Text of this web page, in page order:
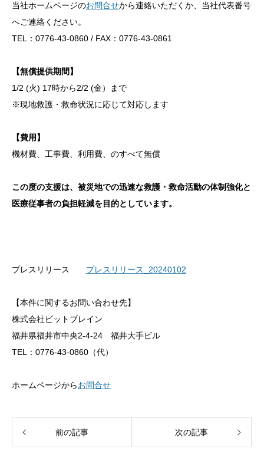
当社ホームページのお問合せから連絡いただくか、当社代表番号
へご連絡ください。
TEL：0776-43-0860 / FAX：0776-43-0861
【無償提供期間】
1/2 (火) 17時から2/2 (金）まで
※現地救護・救命状況に応じて対応します
【費用】
機材費、工事費、利用費、のすべて無償
この度の支援は、被災地での迅速な救護・救命活動の体制強化と
医療従事者の負担軽減を目的としています。
プレスリリース プレスリリース_20240102
【本件に関するお問い合わせ先】
株式会社ビットブレイン
福井県福井市中央2-4-24 福井大手ビル
TEL：0776-43-0860（代）
ホームページからお問合せ
前の記事 次の記事